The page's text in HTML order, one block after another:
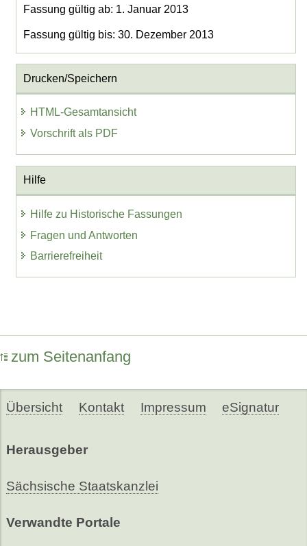
Fassung gültig ab: 1. Januar 2013
Fassung gültig bis: 30. Dezember 2013
Drucken/Speichern
HTML-Gesamtansicht
Vorschrift als PDF
Hilfe
Hilfe zu Historische Fassungen
Fragen und Antworten
Barrierefreiheit
zum Seitenanfang
Übersicht Kontakt Impressum eSignatur
Herausgeber
Sächsische Staatskanzlei
Verwandte Portale